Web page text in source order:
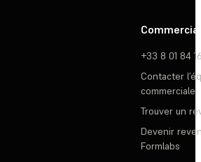
Commercial
+33 8 01 84
Contacter
commerciale
Trouver un
Devenir
Formlabs